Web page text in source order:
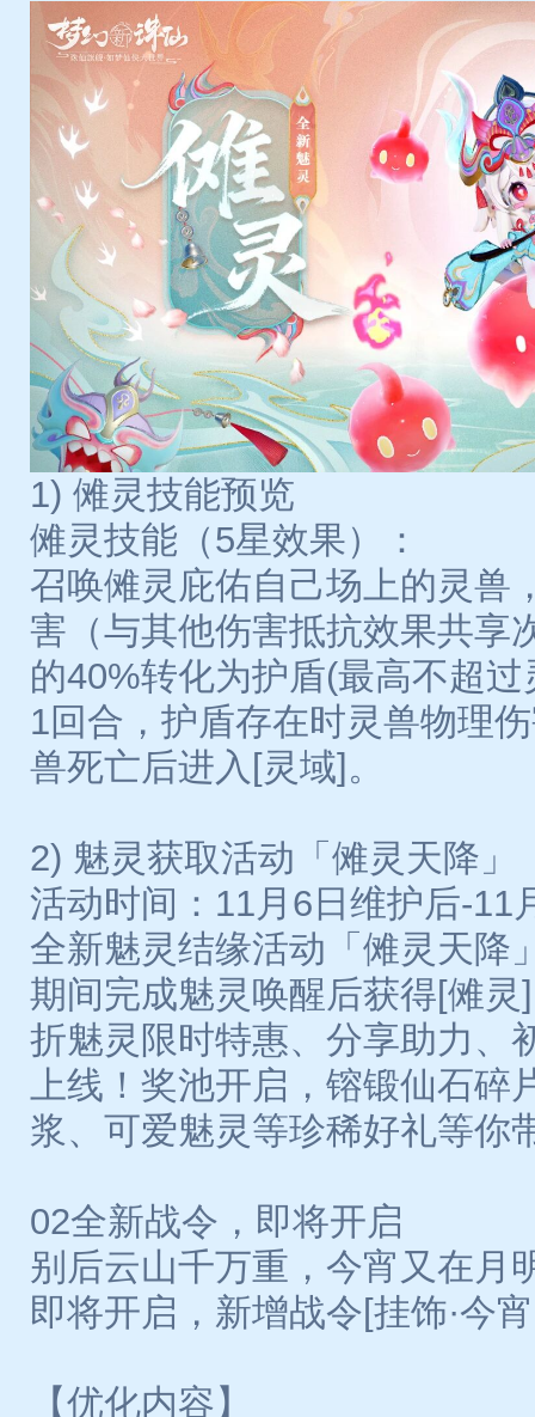
1) 傩灵技能预览
傩灵技能（5星效果）：
召唤傩灵庇佑自己场上的灵兽
害（与其他伤害抵抗效果共享
的40%转化为护盾(最高不超
1回合，护盾存在时灵兽物理
兽死亡后进入[灵域]。
2) 魅灵获取活动「傩灵天降」
活动时间：11月6日维护后-11
全新魅灵结缘活动「傩灵天降
期间完成魅灵唤醒后获得[傩
折魅灵限时特惠、分享助力、
上线！奖池开启，镕锻仙石碎
浆、可爱魅灵等珍稀好礼等你
02全新战令，即将开启
别后云山千万重，今宵又在月
即将开启，新增战令[挂饰·今
【优化内容】